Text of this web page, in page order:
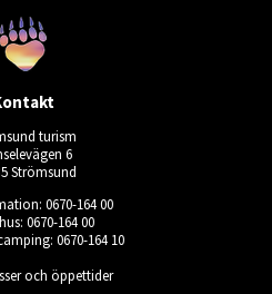
turism
6
Strömsund
0670-164 00
0670-164 00
0670-164 10
och öppettider